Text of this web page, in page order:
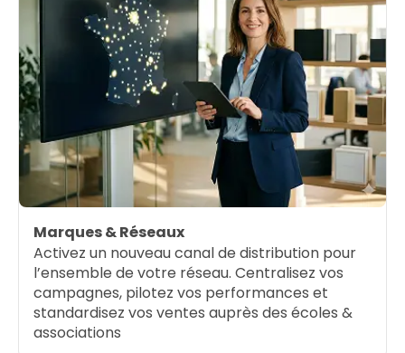
Marques & Réseaux
Activez un nouveau canal de distribution pour
l’ensemble de votre réseau. Centralisez vos
campagnes, pilotez vos performances et
standardisez vos ventes auprès des écoles &
associations